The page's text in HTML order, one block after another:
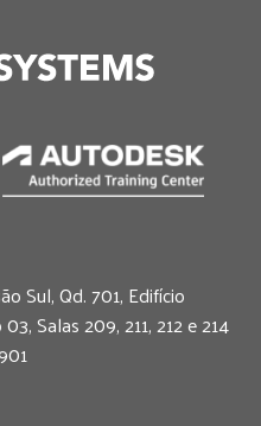
Sul, Qd. 701, Edifício
Salas 209, 211, 212 e 214